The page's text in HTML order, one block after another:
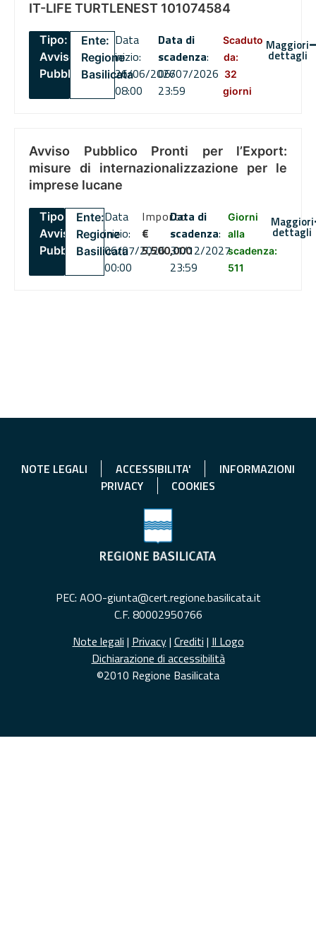
IT-LIFE TURTLENEST 101074584
Tipo:
Avviso
Pubblico
Ente:
Regione
Basilicata
Data
inizio:
26/06/2026
08:00
Data di
scadenza:
06/07/2026
23:59
Scaduto
da:
32
giorni
Maggiori
dettagli
Avviso Pubblico Pronti per l’Export:
misure di internazionalizzazione per le
imprese lucane
Tipo:
Avviso
Pubblico
Ente:
Regione
Basilicata
Data
inizio:
06/07/2026
00:00
Importo
€
5,500,000
Data di
scadenza:
31/12/2027
23:59
Giorni
alla
scadenza:
511
Maggiori
dettagli
NOTE LEGALI ACCESSIBILITA'
INFORMAZIONI
PRIVACY
COOKIES
PEC: AOO-giunta@cert.regione.basilicata.it
C.F. 80002950766
Note legali | Privacy| Crediti | Il Logo
Dichiarazione di accessibilità
©2010 Regione Basilicata